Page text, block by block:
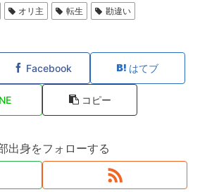
オリ主 転生
勘違い
Facebook はてブ
コピー
出身をフォローする